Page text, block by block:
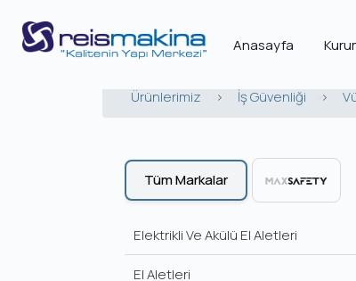
Anasayfa
Ürünlerimiz > İş Güvenliği >
Tüm Markalar
Elektrikli Ve Akülü El Aletleri
El Aletleri